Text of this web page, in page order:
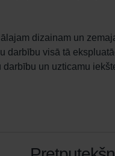
darbību visā tā
un uzticamu